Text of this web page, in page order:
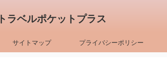
トラベルポケットプラス
サイトマップ プライバシーポリシー